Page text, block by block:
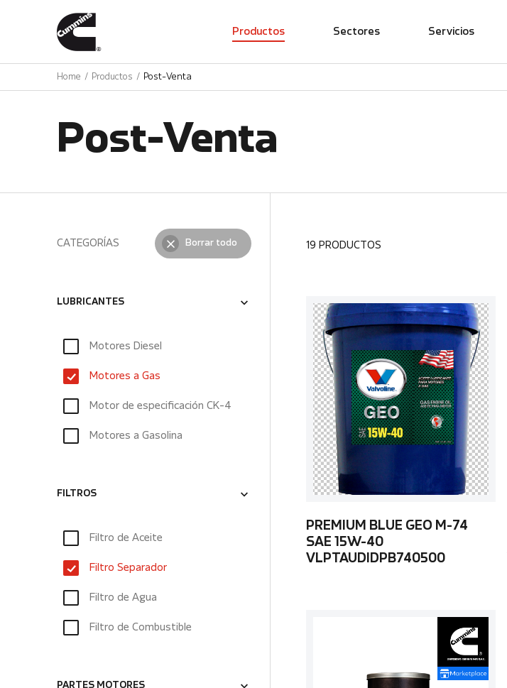
Productos Sectores Servicios
Home Productos Post-Venta
Post-Venta
CATEGORÍAS Borrar todo
LUBRICANTES
Motores Diesel
Motores a Gas
Motor de especificación CK-4
Motores a Gasolina
FILTROS
Filtro de Aceite
Filtro Separador
Filtro de Agua
Filtro de Combustible
PARTES MOTORES
19 PRODUCTOS
PREMIUM BLUE GEO M-74
SAE 15W-40
VLPTAUDIDPB740500